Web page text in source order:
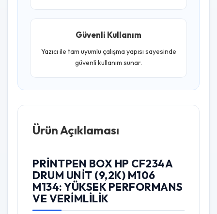
Güvenli Kullanım
Yazıcı ile tam uyumlu çalışma yapısı sayesinde
güvenli kullanım sunar.
Ürün Açıklaması
PRINTPEN BOX HP CF234A
DRUM UNIT (9,2K) M106
M134: YÜKSEK PERFORMANS
VE VERIMLILIK